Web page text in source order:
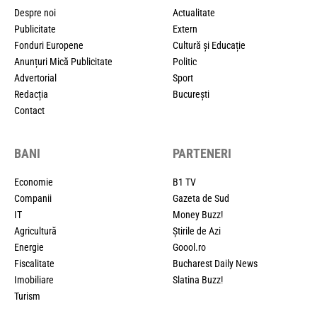
Despre noi
Publicitate
Fonduri Europene
Anunțuri Mică Publicitate
Advertorial
Redacția
Contact
Actualitate
Extern
Cultură și Educație
Politic
Sport
București
BANI
Economie
Companii
IT
Agricultură
Energie
Fiscalitate
Imobiliare
Turism
PARTENERI
B1 TV
Gazeta de Sud
Money Buzz!
Știrile de Azi
Goool.ro
Bucharest Daily News
Slatina Buzz!